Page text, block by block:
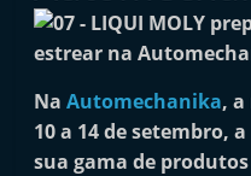
n
a
l
i
n
NaAutomechanika,
10 a 14 de setembro, a
sua gama de